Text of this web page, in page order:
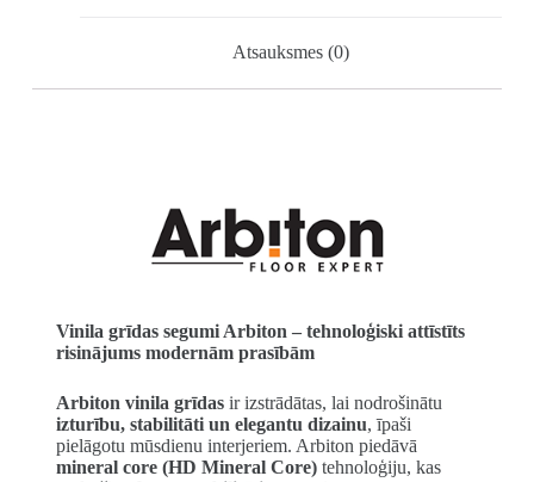
Atsauksmes (0)
Vinila grīdas segumi Arbiton – tehnoloģiski attīstīts
risinājums modernām prasībām
Arbiton vinila grīdasir izstrādātas, lai nodrošinātu
izturību, stabilitāti un elegantu dizainu, īpaši
pielāgotu mūsdienu interjeriem. Arbiton piedāvā
mineral core (HD Mineral Core)tehnoloģiju, kas